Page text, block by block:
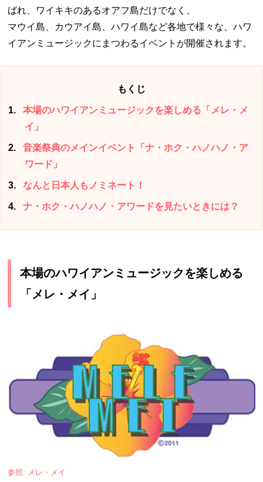
ばれ、ワイキキのあるオアフ島だけでなく、
マウイ島、カウアイ島、ハワイ島など各地で様々な、ハワ
イアンミュージックにまつわるイベントが開催されます。
もくじ
1
本場のハワイアンミュージックを楽しめる「メレ・メ
イ」
2
音楽祭典のメインイベント「ナ・ホク・ハノハノ・ア
ワード」
3 なんと日本人もノミネート！
4 ナ・ホク・ハノハノ・アワードを見たいときには？
本場のハワイアンミュージックを楽しめる
「メレ・メイ」
参照: メレ・メイ